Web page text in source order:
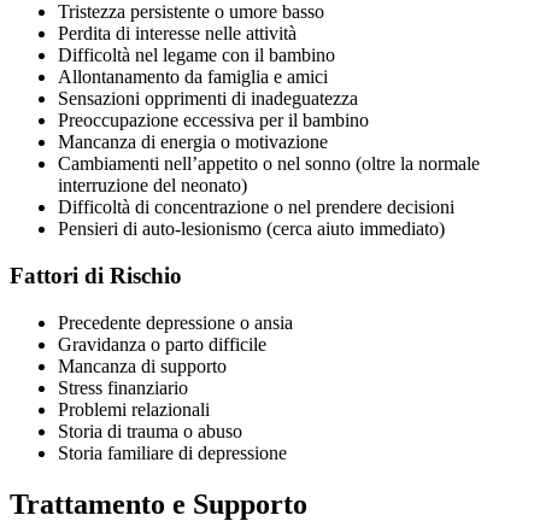
Tristezza persistente o umore basso
Perdita di interesse nelle attività
Difficoltà nel legame con il bambino
Allontanamento da famiglia e amici
Sensazioni opprimenti di inadeguatezza
Preoccupazione eccessiva per il bambino
Mancanza di energia o motivazione
Cambiamenti nell’appetito o nel sonno (oltre la normale
interruzione del neonato)
Difficoltà di concentrazione o nel prendere decisioni
Pensieri di auto-lesionismo (cerca aiuto immediato)
Fattori di Rischio
Precedente depressione o ansia
Gravidanza o parto difficile
Mancanza di supporto
Stress finanziario
Problemi relazionali
Storia di trauma o abuso
Storia familiare di depressione
Trattamento e Supporto